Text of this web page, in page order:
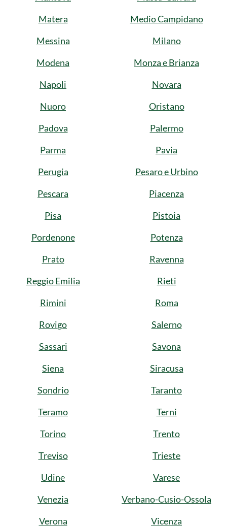
Matera
Medio Campidano
Messina
Milano
Modena
Monza e Brianza
Napoli
Novara
Nuoro
Oristano
Padova
Palermo
Parma
Pavia
Perugia
Pesaro e Urbino
Pescara
Piacenza
Pisa
Pistoia
Pordenone
Potenza
Prato
Ravenna
Reggio Emilia
Rieti
Rimini
Roma
Rovigo
Salerno
Sassari
Savona
Siena
Siracusa
Sondrio
Taranto
Teramo
Terni
Torino
Trento
Treviso
Trieste
Udine
Varese
Venezia
Verbano-Cusio-Ossola
Verona
Vicenza